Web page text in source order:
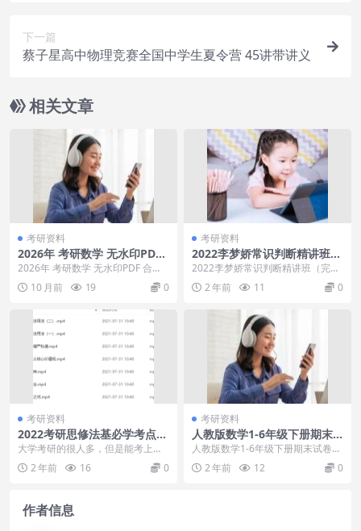
下一篇
蔡子星高中物理竞赛全国中学生夏令营 45讲带讲义
相关文章
考研资料
2026年 考研数学 无水印PDF
合集
2026年 考研数学 无水印PDF 合
集，2026年 考研数学 无水印PDF
合...10 月前 19 0
考研资料
2022李梦娇常识判断精讲班
（完）
2022李梦娇常识判断精讲班（完）
目录：├─梦娇《民法典》专项班
（mp4版）│ ...
2 年前 11 0
考研资料
2022考研思修法基必学考点精
讲解析弘扬中国精神尊法学法
守法
大学考研的很人多，但是能考上比
自己学校更好的学校就很难，考研
思修法基必学考点精讲...
2 年前 16 0
考研资料
人教版数学1-6年级下册期末
试卷
人教版数学1-6年级下册期末试卷目
录：├─人教数学1年级（下）期末
检测卷 10套...
2 年前 12 0
作者信息